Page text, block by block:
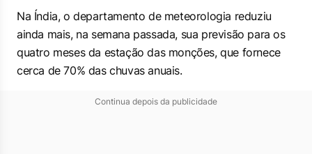
Na Índia, o ​departamento de meteorologia reduziu
ainda mais, na semana passada, sua previsão para os
quatro meses da estação das monções, que fornece
cerca de 70% das chuvas anuais.
Continua depois da publicidade